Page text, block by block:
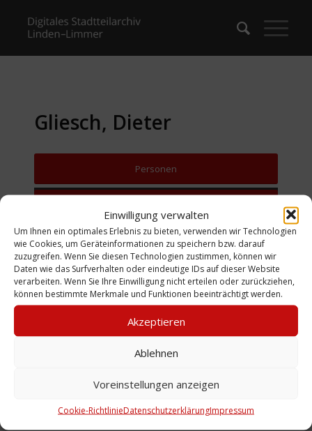
Einwilligung verwalten
Um Ihnen ein optimales Erlebnis zu bieten, verwenden wir Technologien
wie Cookies, um Geräteinformationen zu speichern bzw. darauf
zuzugreifen. Wenn Sie diesen Technologien zustimmen, können wir
Daten wie das Surfverhalten oder eindeutige IDs auf dieser Website
verarbeiten. Wenn Sie Ihre Einwilligung nicht erteilen oder zurückziehen,
können bestimmte Merkmale und Funktionen beeinträchtigt werden.
Akzeptieren
Ablehnen
Voreinstellungen anzeigen
Cookie-RichtlinieDatenschutzerklärungImpressum
Gliesch, Dieter
Personen